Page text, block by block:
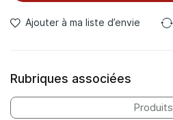
Ajouter à ma liste d’envie
Rubriques associées
Produits